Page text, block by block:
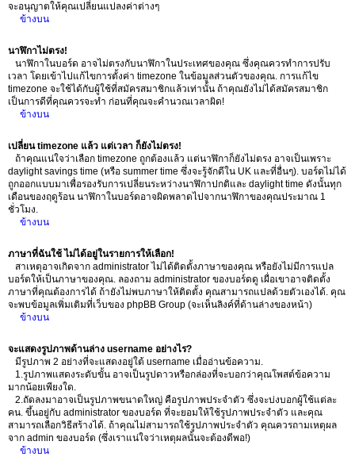
จะอนุญาตให้คุณเปลี่ยนแปลงค่าต่างๆ
ข้างบน
นาฬิกาไม่ตรง!
นาฬิกาในบอร์ด อาจไม่ตรงกับนาฬิกาในประเทศของคุณ ซึ่งคุณควรทำการปรับ
เวลา โดยเข้าไปแก้ไขการตั้งค่า timezone ในข้อมูลส่วนตัวของคุณ. การแก้ไข
timezone จะใช้ได้กับผู้ใช้ที่สมัครสมาชิกแล้วเท่านั้น ถ้าคุณยังไม่ได้สมัครสมาชิก
เป็นการดีที่คุณควรจะทำ ก่อนที่คุณจะคำนวณเวลาผิด!
ข้างบน
เปลี่ยน timezone แล้ว แต่เวลา ก็ยังไม่ตรง!
ถ้าคุณแน่ใจว่าเลือก timezone ถูกต้องแล้ว แต่นาฬิกาก็ยังไม่ตรง อาจเป็นเพราะ
daylight savings time (หรือ summer time ซึ่งจะรู้จักดีใน UK และที่อื่นๆ). บอร์ดไม่ได้
ถูกออกแบบมาเพื่อรองรับการเปลี่ยนระหว่างนาฬิกาปกติและ daylight time ดังนั้นทุก
เดือนของฤดูร้อน นาฬิกาในบอร์ดอาจผิดพลาดไปจากนาฬิกาของคุณประมาณ 1
ชั่วโมง.
ข้างบน
ภาษาที่ฉันใช้ ไม่ได้อยู่ในรายการให้เลือก!
สาเหตุอาจเกิดจาก administrator ไม่ได้ติดตั้งภาษาของคุณ หรือยังไม่มีการแปล
บอร์ดให้เป็นภาษาของคุณ. ลองถาม administrator ของบอร์ดดู เผื่อเขาอาจติดตั้ง
ภาษาที่คุณต้องการได้ ถ้ายังไม่พบภาษาให้ติดตั้ง คุณสามารถแปลด้วยตัวเองได้. คุณ
จะพบข้อมูลเพิ่มเติมที่เว็บของ phpBB Group (จะเห็นลิงค์ที่ด้านล่างของหน้า)
ข้างบน
จะแสดงรูปภาพด้านล่าง username อย่างไร?
มีรูปภาพ 2 อย่างที่จะแสดงอยู่ใต้ username เมื่ออ่านข้อความ.
1.รูปภาพแสดงระดับขั้น อาจเป็นรูปดาวหรือกล่องที่จะบอกว่าคุณโพสต์ข้อความ
มากน้อยเพียงใด.
2.ถัดลงมาอาจเป็นรูปภาพขนาดใหญ่ คือรูปภาพประจำตัว ซึ่งจะบ่งบอกผู้ใช้แต่ละ
คน. ขึ้นอยู่กับ administrator ของบอร์ด ที่จะยอมให้ใช้รูปภาพประจำตัว และคุณ
สามารถเลือกวิธีสร้างได้. ถ้าคุณไม่สามารถใช้รูปภาพประจำตัว คุณควรถามเหตุผล
จาก admin ของบอร์ด (ซึ่งเราแน่ใจว่าเหตุผลนั้นจะต้องดีพอ!)
ข้างบน